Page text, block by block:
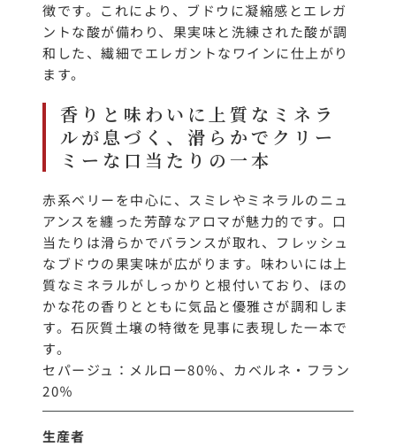
徴です。これにより、ブドウに凝縮感とエレガ
ントな酸が備わり、果実味と洗練された酸が調
和した、繊細でエレガントなワインに仕上がり
ます。
香りと味わいに上質なミネラ
ルが息づく、滑らかでクリー
ミーな口当たりの一本
赤系ベリーを中心に、スミレやミネラルのニュ
アンスを纏った芳醇なアロマが魅力的です。口
当たりは滑らかでバランスが取れ、フレッシュ
なブドウの果実味が広がります。味わいには上
質なミネラルがしっかりと根付いており、ほの
かな花の香りとともに気品と優雅さが調和しま
す。石灰質土壌の特徴を見事に表現した一本で
す。
セパージュ：メルロー80％、カベルネ・フラン
20％
生産者